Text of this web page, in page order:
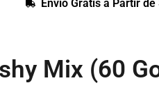
Envío Gratis a Partir
Mix (60